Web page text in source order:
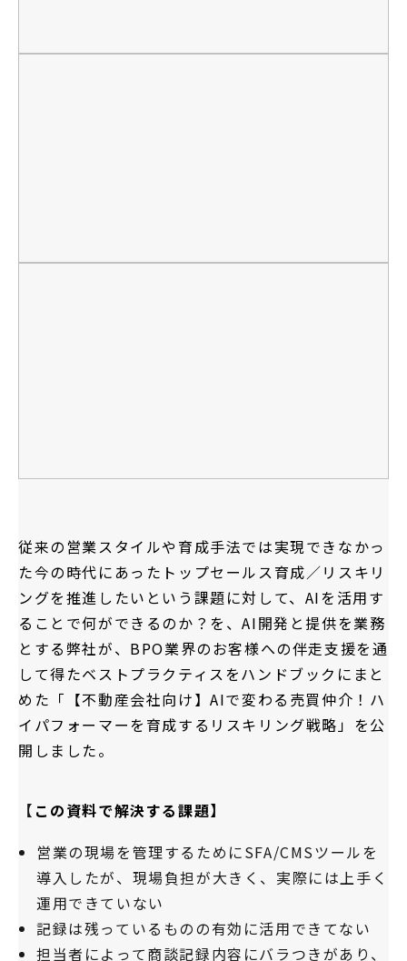
従来の営業スタイルや育成手法では実現できなかっ
た今の時代にあったトップセールス育成／リスキリ
ングを推進したいという課題に対して、AIを活用す
ることで何ができるのか？を、AI開発と提供を業務
とする弊社が、BPO業界のお客様への伴走支援を通
して得たベストプラクティスをハンドブックにまと
めた「【不動産会社向け】AIで変わる売買仲介！ハ
イパフォーマーを育成するリスキリング戦略」を公
開しました。
【 この資料で解決する課題】
営業の現場を管理するためにSFA/CMSツールを
導入したが、現場負担が大きく、実際には上手く
運用できていない
記録は残っているものの有効に活用できてない
担当者によって商談記録内容にバラつきがあり、